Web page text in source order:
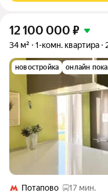
12 100 000 ₽
34 м² 1-комн. квартира
новостройка онлайн
Потапово
17 мин.